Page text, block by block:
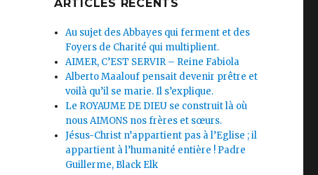
ARTICLES RÉCENTS
Au sujet des Abbayes qui ferment et des
Foyers de Charité qui multiplient.
AIMER, C’EST SERVIR – Reine Fabiola
Alberto Maalouf pensait devenir prêtre et
voilà qu’il se marie. Il s’explique.
Le ROYAUME DE DIEU se construit là où
nous AIMONS nos frères et sœurs.
Jésus-Christ n’appartient pas à l’Eglise ; il
appartient à l’humanité entière ! Padre
Guillerme, Black Elk